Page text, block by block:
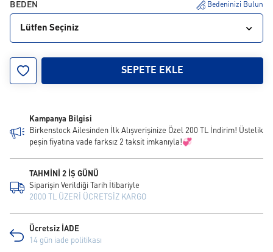
BEDEN Bedeninizi Bulun
Lütfen Seçiniz
SEPETE EKLE
Kampanya Bilgisi
Birkenstock Ailesinden İlk Alışverişinize Özel 200 TL İndirim! Üstelik
peşin fiyatına vade farksız 2 taksit imkanıyla!💞
TAHMİNİ 2 İŞ GÜNÜ
Siparişin Verildiği Tarih İtibariyle
2000 TL ÜZERİ ÜCRETSİZ KARGO
Ücretsiz İADE
14 gün iade politikası